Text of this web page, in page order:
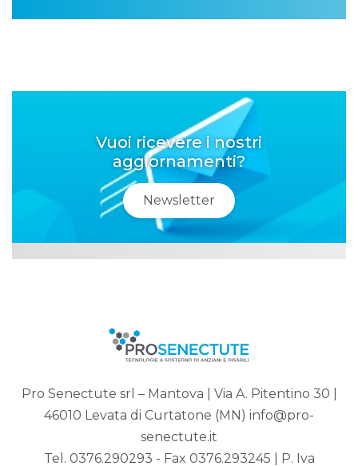
Vuoi ricevere i nostri
aggiornamenti?
Newsletter
Pro Senectute srl – Mantova | Via A. Pitentino 30 |
46010 Levata di Curtatone (MN) info@pro-
senectute.it
Tel. 0376.290293 - Fax 0376.293245 | P. Iva